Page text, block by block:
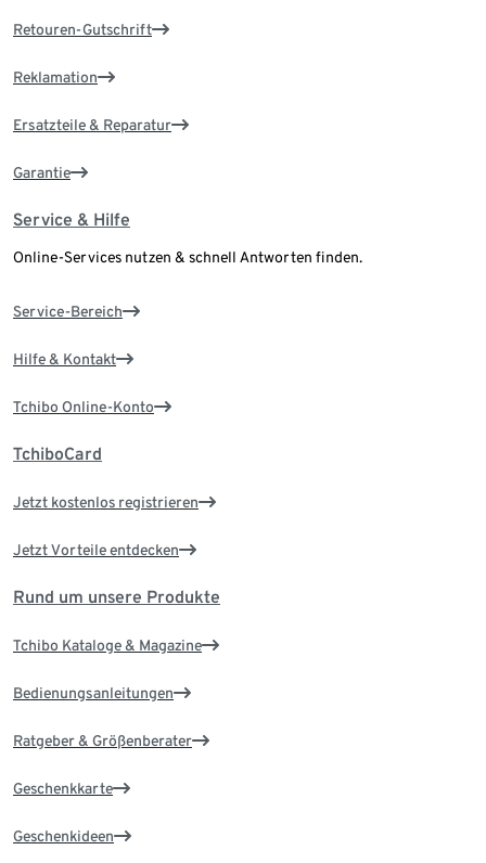
Retouren-Gutschrift
Reklamation
Ersatzteile & Reparatur
Garantie
Service & Hilfe
Online-Services nutzen & schnell Antworten finden.
Service-Bereich
Hilfe & Kontakt
Tchibo Online-Konto
TchiboCard
Jetzt kostenlos registrieren
Jetzt Vorteile entdecken
Rund um unsere Produkte
Tchibo Kataloge & Magazine
Bedienungsanleitungen
Ratgeber & Größenberater
Geschenkkarte
Geschenkideen